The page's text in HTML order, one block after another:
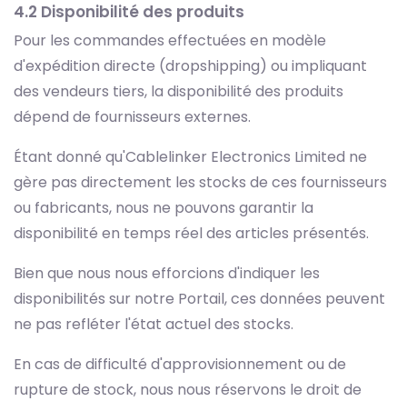
4.2 Disponibilité des produits
Pour les commandes effectuées en modèle
d'expédition directe (dropshipping) ou impliquant
des vendeurs tiers, la disponibilité des produits
dépend de fournisseurs externes.
Étant donné qu'Cablelinker Electronics Limited ne
gère pas directement les stocks de ces fournisseurs
ou fabricants, nous ne pouvons garantir la
disponibilité en temps réel des articles présentés.
Bien que nous nous efforcions d'indiquer les
disponibilités sur notre Portail, ces données peuvent
ne pas refléter l'état actuel des stocks.
En cas de difficulté d'approvisionnement ou de
rupture de stock, nous nous réservons le droit de